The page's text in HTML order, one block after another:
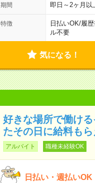
期間 即日～2ヶ月以
特徴 日払いOK/履
ル不要
気になる！
好きな場所で働け
たその日に給料も
アルバイト 職種未経験OK
日払い・週払い